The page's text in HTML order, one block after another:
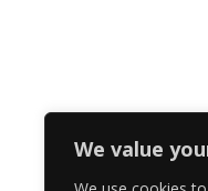
We value